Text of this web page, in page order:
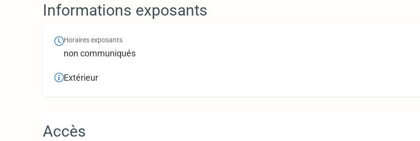
Informations exposants
Horaires exposants
non communiqués
Extérieur
Accès